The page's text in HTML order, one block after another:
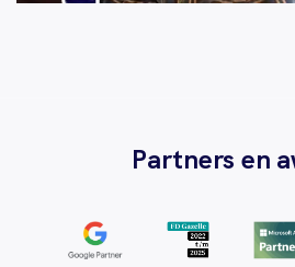
Partners en